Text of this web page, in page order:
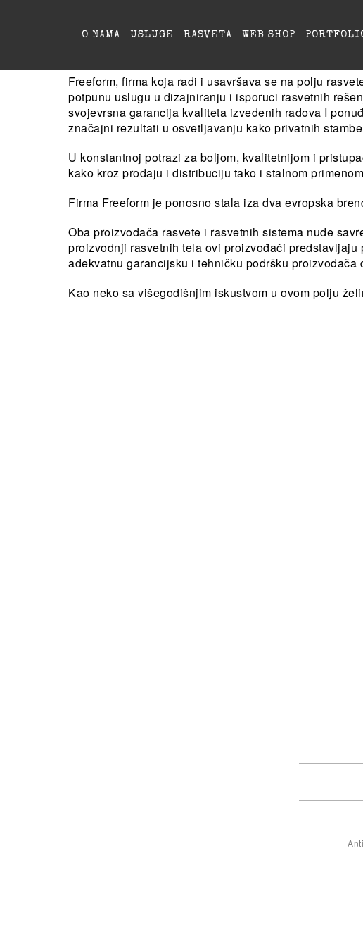
O NAMA USLUGE RASVETA WEB SHOP
Freeform, firma koja radi i usavršava se na polju
potpunu uslugu u dizajniranju i isporuci rasvetnih
svojevrsna garancija kvaliteta izvedenih radova I
značajni rezultati u osvetljavanju kako privatnih
U konstantnoj potrazi za boljom, kvalitetnijom i
kako kroz prodaju i distribuciju tako i stalnom
Firma Freeform je ponosno stala iza dva evropska
Oba proizvođača rasvete i rasvetnih sistema nude
proizvodnji rasvetnih tela ovi proizvođači
adekvatnu garancijsku i tehničku podršku proizvođača
Kao neko sa višegodišnjim iskustvom u ovom polju